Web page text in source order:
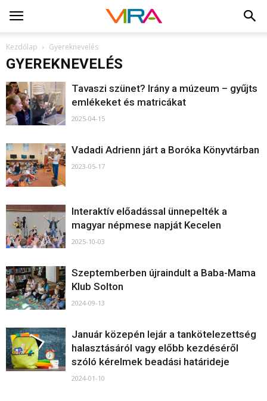
Kezdőlap Gyereknevelés
GYEREKNEVELÉS
Tavaszi szünet? Irány a múzeum – gyűjts
emlékeket és matricákat
2025-04-15
Vadadi Adrienn járt a Boróka Könyvtárban
2023-05-17
Interaktív előadással ünnepelték a
magyar népmese napját Kecelen
2025-10-03
Szeptemberben újraindult a Baba-Mama
Klub Solton
2024-09-13
Január közepén lejár a tankötelezettség
halasztásáról vagy előbb kezdéséről
szóló kérelmek beadási határideje
2024-01-10